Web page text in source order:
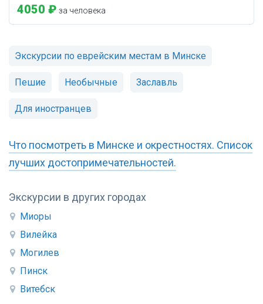
Экскурсии в других городах
Миоры
Вилейка
Могилев
Пинск
Витебск
4050 ₽ за человека
Экскурсии по еврейским местам в Минске
Пешие Необычные Заславль
Для иностранцев
Что посмотреть в Минске и окрестностях. Список
лучших достопримечательностей.